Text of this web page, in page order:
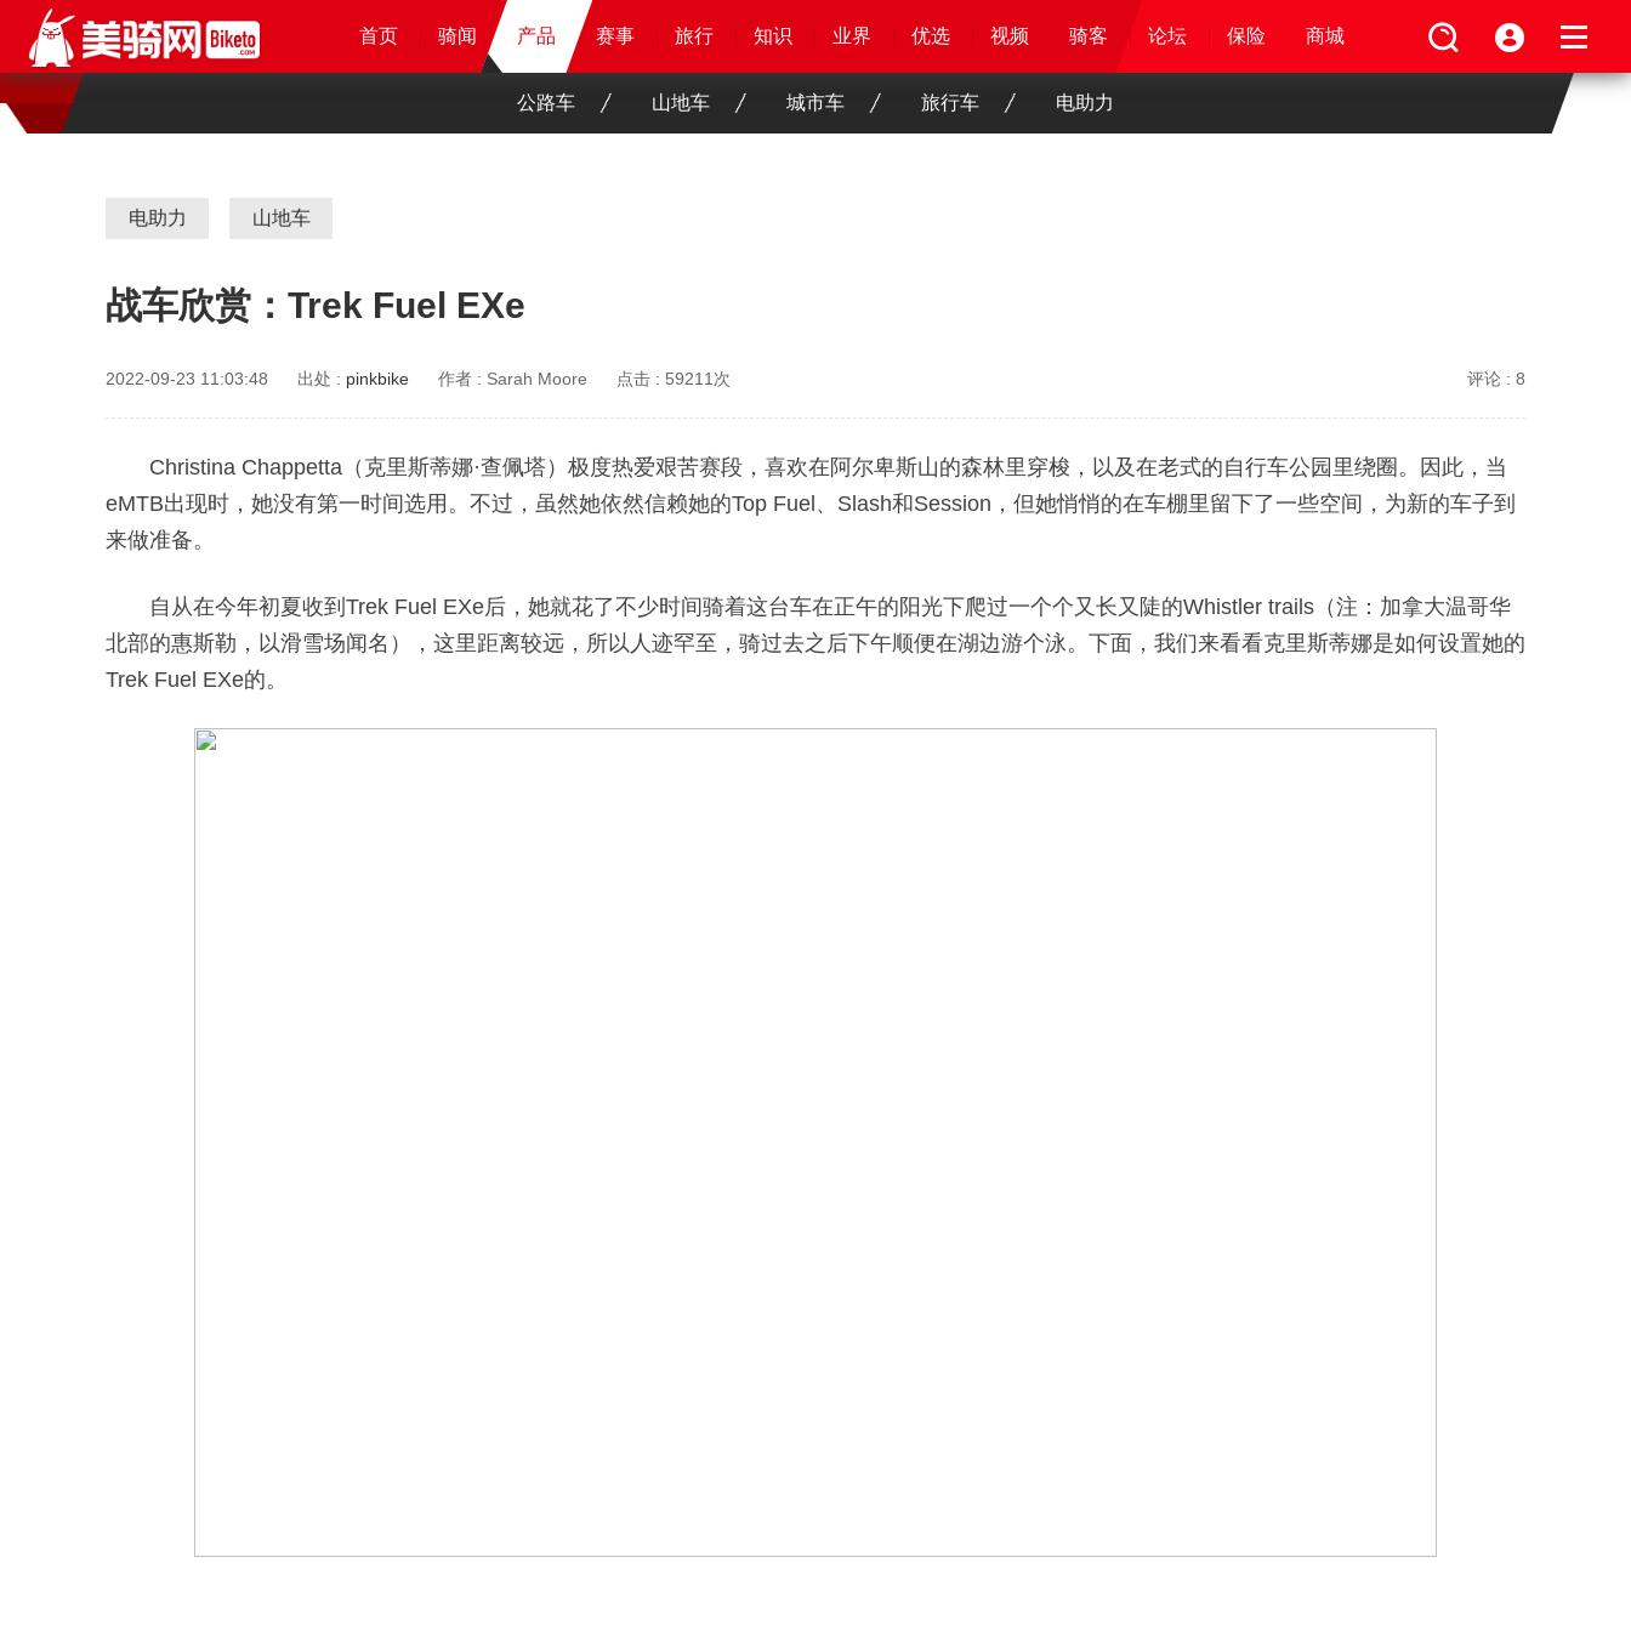
首页 赛事 旅行 知识 业界 优选 骑客 论坛 保险 商城
首页 骑闻 产品 赛事 旅行 知识 业界 优选 骑客 视频 论坛 保险 商城
首页 骑闻 产品 赛事 旅行 知识 业界 优选 视频 骑客 论坛 保险 商城
首页 骑闻 产品 赛事 旅行 知识 业界 优选 视频 骑客 论坛 保险 商城
公路车 山地车 城市车 旅行车 电助力
电助力 山地车
战车欣赏：Trek Fuel EXe
2022-09-23 11:03:48 出处 : pinkbike 作者 : Sarah Moore 点击 : 59211次 评论 : 8
Christina Chappetta（克里斯蒂娜·查佩塔）极度热爱艰苦赛段，喜欢在阿尔卑斯山的森林里穿梭，以及在老式的自行车公园里绕圈。因此，当
eMTB出现时，她没有第一时间选用。不过，虽然她依然信赖她的Top Fuel、Slash和Session，但她悄悄的在车棚里留下了一些空间，为新的车子到
来做准备。
自从在今年初夏收到Trek Fuel EXe后，她就花了不少时间骑着这台车在正午的阳光下爬过一个个又长又陡的Whistler trails（注：加拿大温哥华
北部的惠斯勒，以滑雪场闻名），这里距离较远，所以人迹罕至，骑过去之后下午顺便在湖边游个泳。下面，我们来看看克里斯蒂娜是如何设置她的
Trek Fuel EXe的。